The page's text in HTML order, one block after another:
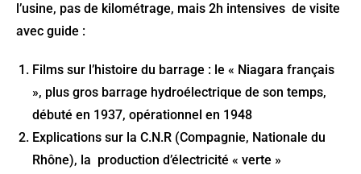
l’usine, pas de kilométrage, mais 2h intensives de visite
avec guide :
Films sur l’histoire du barrage : le « Niagara français
», plus gros barrage hydroélectrique de son temps,
débuté en 1937, opérationnel en 1948
Explications sur la C.N.R (Compagnie, Nationale du
Rhône), la production d’électricité « verte »